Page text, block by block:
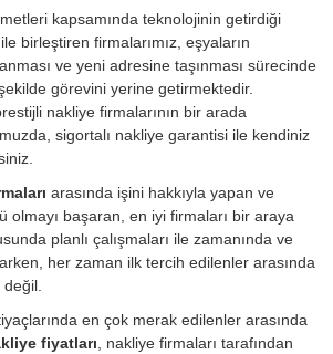
kapsamında teknolojinin getirdiği
birleştiren firmalarımız, eşyaların
ve yeni adresine taşınması sürecinde
görevini yerine getirmektedir.
nakliye firmalarının bir arada
sigortalı nakliye garantisi ile kendiniz
arasında işini hakkıyla yapan ve
olmayı başaran, en iyi firmaları bir araya
planlı çalışmaları ile zamanında ve
her zaman ilk tercih edilenler arasında
en çok merak edilenler arasında
fiyatları , nakliye firmaları tarafından